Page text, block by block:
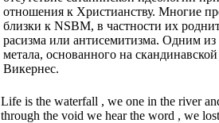
отношения к Христианству. Многие
близки к NSBM, в частности их
расизма или антисемитизма. Одним из
метала, основанного на
Викернес.
Life is the waterfall , we one in the river
through the void we hear the word , we